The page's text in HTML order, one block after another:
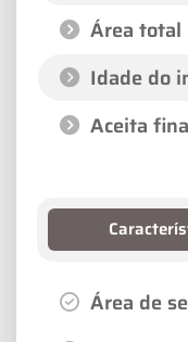
Área total
Idade do
Aceita
Área de